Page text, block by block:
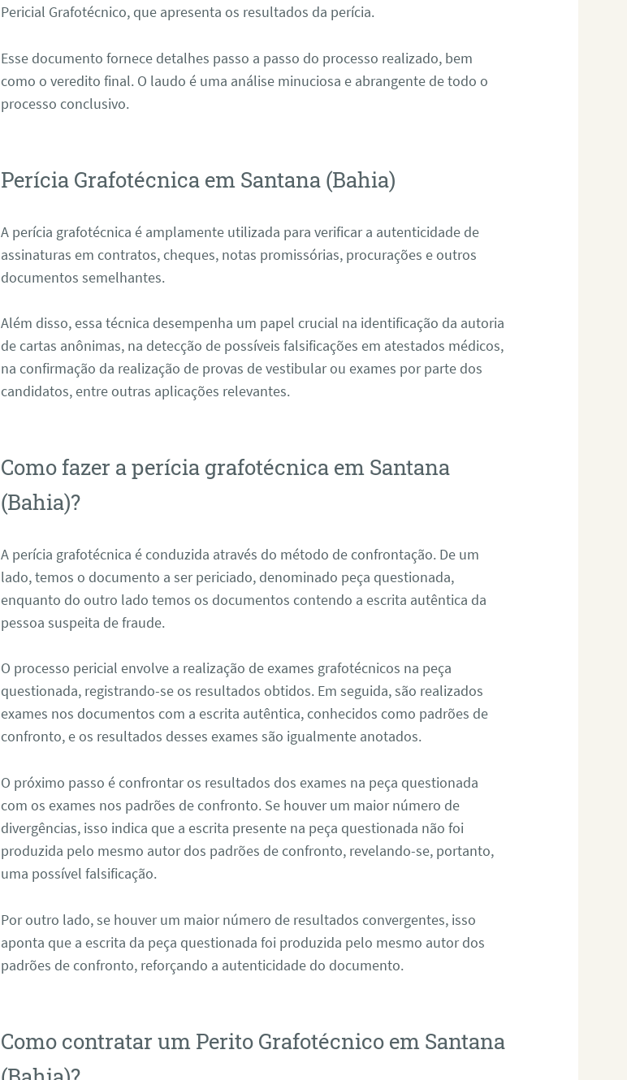
Pericial Grafotécnico, que apresenta os resultados da perícia.
Esse documento fornece detalhes passo a passo do processo realizado, bem
como o veredito final. O laudo é uma análise minuciosa e abrangente de todo o
processo conclusivo.
Perícia Grafotécnica em Santana (Bahia)
A perícia grafotécnica é amplamente utilizada para verificar a autenticidade de
assinaturas em contratos, cheques, notas promissórias, procurações e outros
documentos semelhantes.
Além disso, essa técnica desempenha um papel crucial na identificação da autoria
de cartas anônimas, na detecção de possíveis falsificações em atestados médicos,
na confirmação da realização de provas de vestibular ou exames por parte dos
candidatos, entre outras aplicações relevantes.
Como fazer a perícia grafotécnica em Santana
(Bahia)?
A perícia grafotécnica é conduzida através do método de confrontação. De um
lado, temos o documento a ser periciado, denominado peça questionada,
enquanto do outro lado temos os documentos contendo a escrita autêntica da
pessoa suspeita de fraude.
O processo pericial envolve a realização de exames grafotécnicos na peça
questionada, registrando-se os resultados obtidos. Em seguida, são realizados
exames nos documentos com a escrita autêntica, conhecidos como padrões de
confronto, e os resultados desses exames são igualmente anotados.
O próximo passo é confrontar os resultados dos exames na peça questionada
com os exames nos padrões de confronto. Se houver um maior número de
divergências, isso indica que a escrita presente na peça questionada não foi
produzida pelo mesmo autor dos padrões de confronto, revelando-se, portanto,
uma possível falsificação.
Por outro lado, se houver um maior número de resultados convergentes, isso
aponta que a escrita da peça questionada foi produzida pelo mesmo autor dos
padrões de confronto, reforçando a autenticidade do documento.
Como contratar um Perito Grafotécnico em Santana